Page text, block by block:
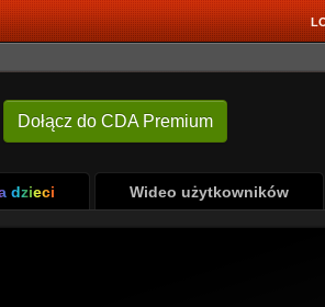
Dołącz do CDA Premium
dzieci Wideo użytkowników